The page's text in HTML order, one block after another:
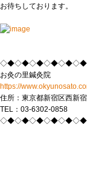
お待ちしております。
お灸の里鍼灸院
https://
住所：東京都新宿区西新
TEL：03-6302-0858